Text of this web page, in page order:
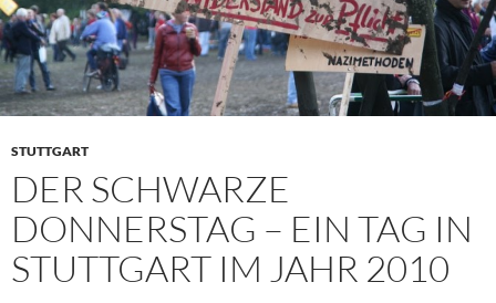
STUTTGART
DER SCHWARZE
DONNERSTAG – EIN TAG IN
STUTTGART IM JAHR 2010